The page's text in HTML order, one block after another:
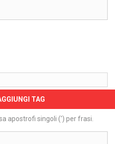
TAG
apostrofi singoli (') per frasi.